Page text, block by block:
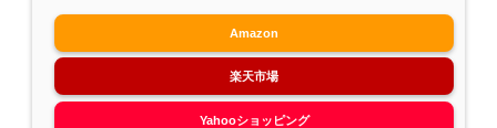
Amazon
楽天市場
Yahooショッピング